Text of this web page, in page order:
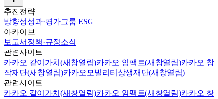
추진전략
방향성성과·평가그룹 ESG
아카이브
보고서 정책·규정소식
관련사이트
카카오 같이가치 (새창열림)카카오 임팩트(새창열림)카카오 창
작재단(새창열림)카카오모빌리티상생재단(새창열림)
관련사이트
카카오 같이가치 (새창열림)카카오 임팩트(새창열림)카카오 창